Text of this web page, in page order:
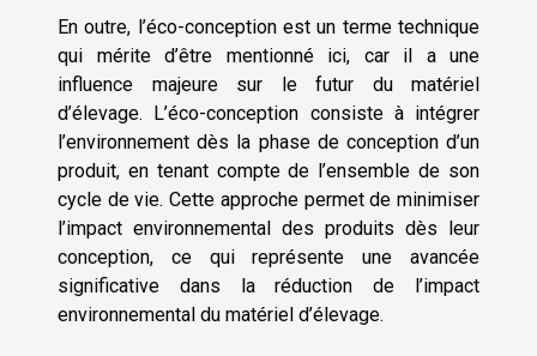
En outre, l’éco-conception est un terme technique
qui mérite d’être mentionné ici, car il a une
influence majeure sur le futur du matériel
d’élevage. L’éco-conception consiste à intégrer
l’environnement dès la phase de conception d’un
produit, en tenant compte de l’ensemble de son
cycle de vie. Cette approche permet de minimiser
l’impact environnemental des produits dès leur
conception, ce qui représente une avancée
significative dans la réduction de l’impact
environnemental du matériel d’élevage.